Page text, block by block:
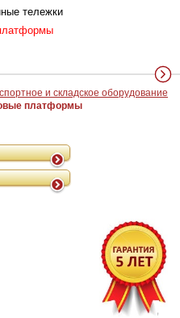
тележки
и складское оборудование
платформы